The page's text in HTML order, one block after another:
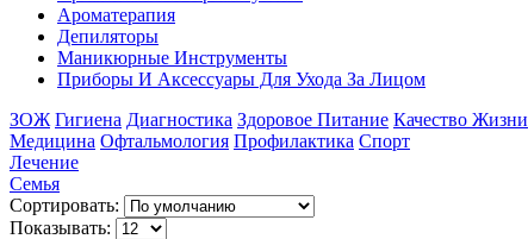
Ароматерапия
Депиляторы
Маникюрные Инструменты
Приборы И Аксессуары Для Ухода За Лицом
ЗОЖ Гигиена Диагностика Здоровое Питание Качество Жизни
Медицина Офтальмология Профилактика Спорт
Лечение
Семья
Сортировать:
Показывать: